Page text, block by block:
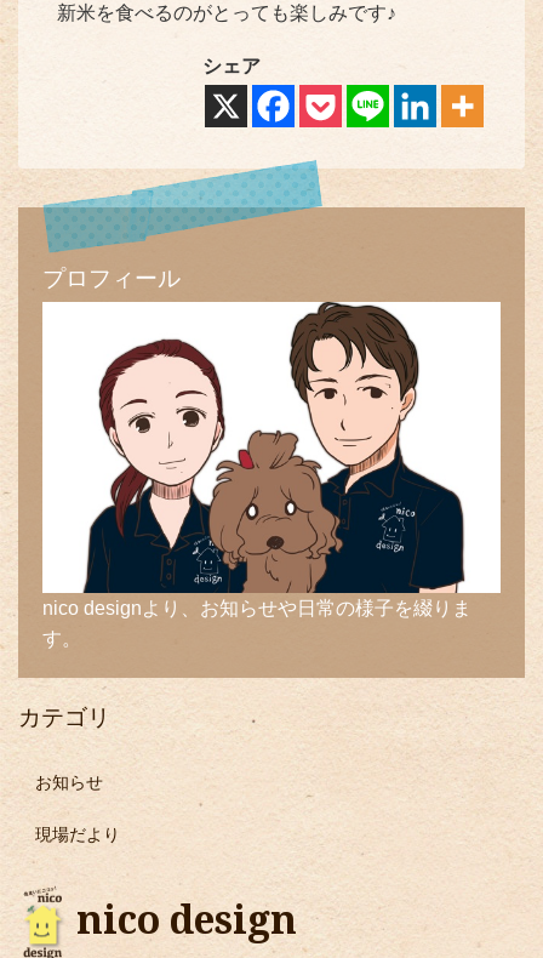
新米を食べるのがとっても楽しみです♪
シェア
プロフィール
nico designより、お知らせや日常の様子を綴りま
す。
カテゴリ
お知らせ
現場だより
nico design